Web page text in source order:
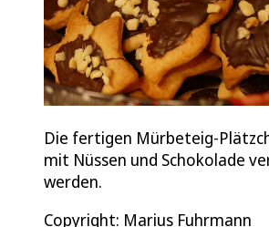
Die fertigen Mürbeteig-
mit Nüssen und Schokolade
werden.
Copyright: Marius Fuhrmann